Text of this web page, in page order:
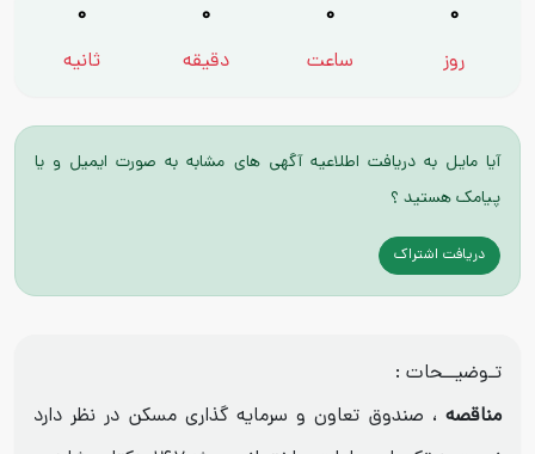
0
روز
0
ساعت
0
دقیقه
0
ثانیه
آیا مایل به دریافت اطلاعیه آگهی های مشابه به صورت ایمیل و یا
پیامک هستید ؟
دریافت اشتراک
تـوضیــحات :
مناقصه ، صندوق تعاون و سرمایه گذاری مسکن در نظر دارد